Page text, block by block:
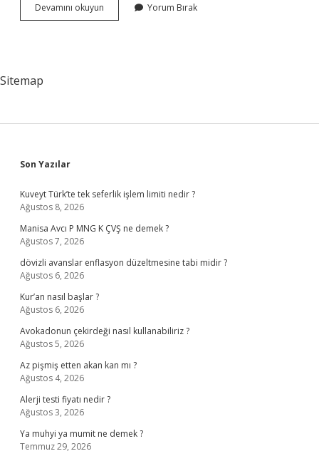
Devamını okuyun Konsantrasyonun
Türkçesi
Yorum Bırak
Sitemap
Sidebar
Son Yazılar
Kuveyt Türk’te tek seferlik işlem limiti nedir ?
Ağustos 8, 2026
Manisa Avcı P MNG K ÇVŞ ne demek ?
Ağustos 7, 2026
dövizli avanslar enflasyon düzeltmesine tabi midir ?
Ağustos 6, 2026
Kur’an nasıl başlar ?
Ağustos 6, 2026
Avokadonun çekirdeği nasıl kullanabiliriz ?
Ağustos 5, 2026
Az pişmiş etten akan kan mı ?
Ağustos 4, 2026
Alerji testi fiyatı nedir ?
Ağustos 3, 2026
Ya muhyi ya mumit ne demek ?
Temmuz 29, 2026